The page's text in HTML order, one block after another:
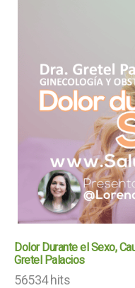
Dolor Durante el Sexo,
Gretel Palacios
56534 hits